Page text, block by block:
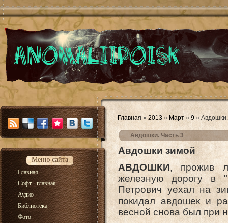
Меню сайта
Главная
Софт - главная
Аудио
Библиотека
Фото
Главная » 2013 » Март » 9 »
Авдошки. Часть 3
Авдошки зимой
АВДОШКИ, прожив
железную дорогу в
Петрович уехал на
покидал авдошек и
весной снова был при